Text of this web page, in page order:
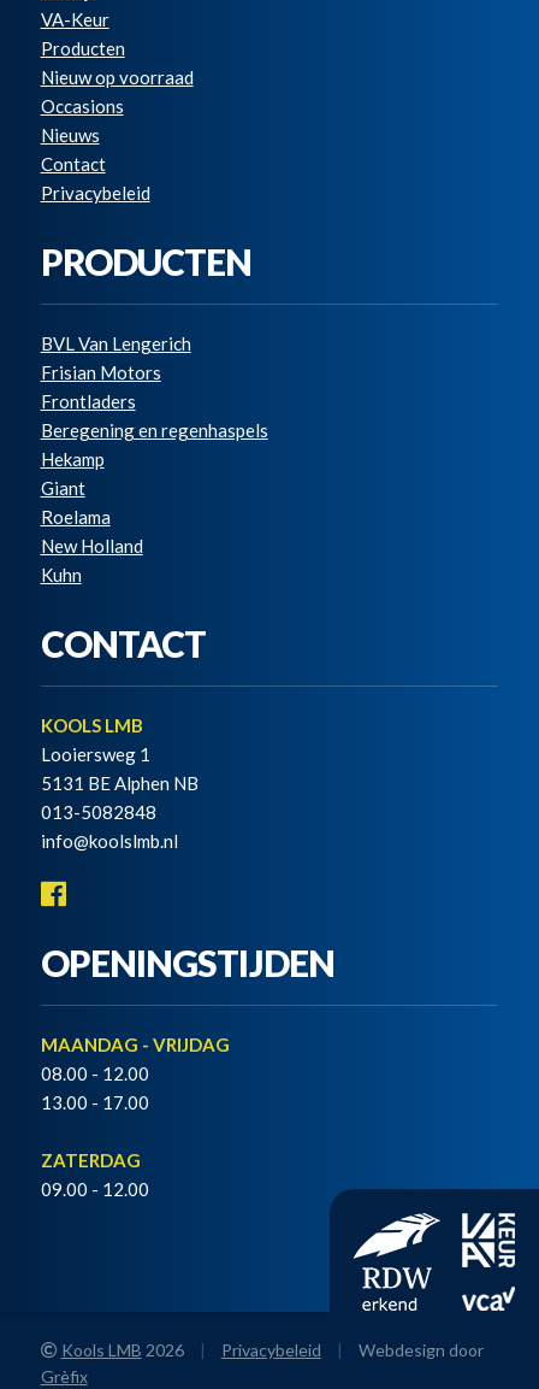
VA-Keur
Producten
Nieuw op voorraad
Occasions
Nieuws
Contact
Privacybeleid
PRODUCTEN
BVL Van Lengerich
Frisian Motors
Frontladers
Beregening en regenhaspels
Hekamp
Giant
Roelama
New Holland
Kuhn
CONTACT
KOOLS LMB
Looiersweg 1
5131 BE Alphen NB
013-5082848
info@koolslmb.nl
OPENINGSTIJDEN
MAANDAG - VRIJDAG
08.00 - 12.00
13.00 - 17.00
ZATERDAG
09.00 - 12.00
Kools LMB 2026 | Privacybeleid |
Webdesign door
Grèfix